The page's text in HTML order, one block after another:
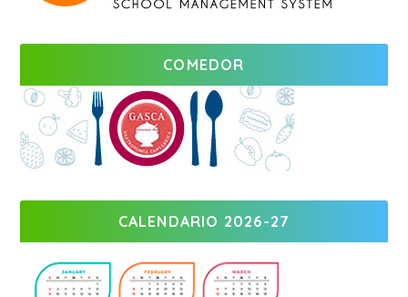
COMEDOR
CALENDARIO 2026-27